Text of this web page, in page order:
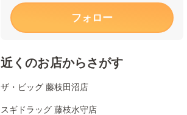
フォロー
近くのお店からさがす
ザ・ビッグ 藤枝田沼店
スギドラッグ 藤枝水守店